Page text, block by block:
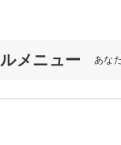
メニュー あな